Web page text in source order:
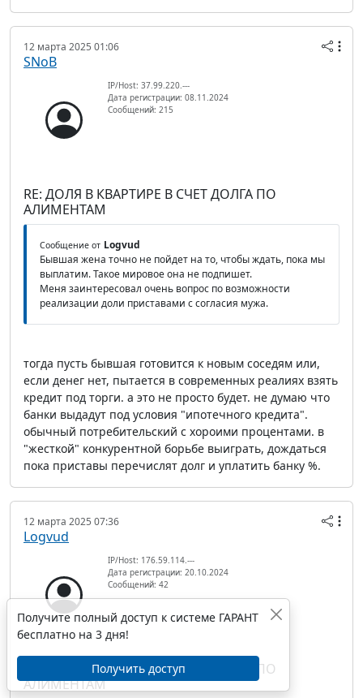
12 марта 2025 01:06
SNoB
IP/Host: 37.99.220.---
Дата регистрации: 08.11.2024
Сообщений: 215
RE: ДОЛЯ В КВАРТИРЕ В СЧЕТ ДОЛГА ПО
АЛИМЕНТАМ
Сообщение от Logvud
Бывшая жена точно не пойдет на то, чтобы ждать, пока мы
выплатим. Такое мировое она не подпишет.
Меня заинтересовал очень вопрос по возможности
реализации доли приставами с согласия мужа.
тогда пусть бывшая готовится к новым соседям или,
если денег нет, пытается в современных реалиях взять
кредит под торги. а это не просто будет. не думаю что
банки выдадут под условия "ипотечного кредита".
обычный потребительский с хороими процентами. в
"жесткой" конкурентной борьбе выиграть, дождаться
пока приставы перечислят долг и уплатить банку %.
12 марта 2025 07:36
Logvud
IP/Host: 176.59.114.---
Дата регистрации: 20.10.2024
Сообщений: 42
RE: ДОЛЯ В КВАРТИРЕ В СЧЕТ ДОЛГА ПО
АЛИМЕНТАМ
Получите полный доступ к системе ГАРАНТ
бесплатно на 3 дня!
Получить доступ